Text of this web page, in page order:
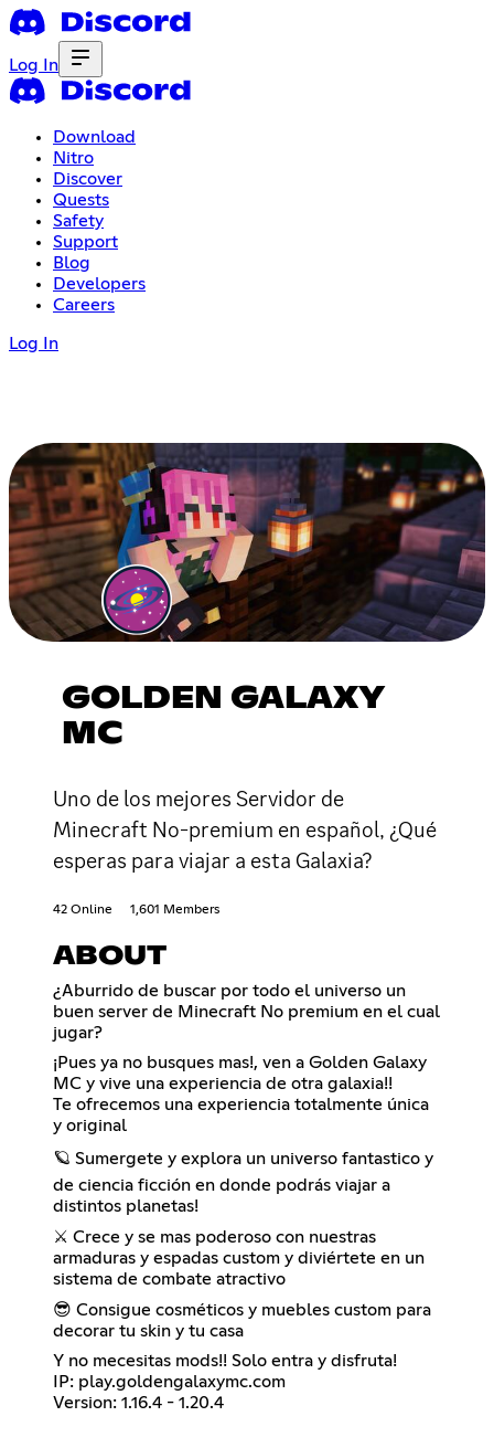
Log In
Download
Nitro
Discover
Quests
Safety
Support
Blog
Developers
Careers
Log In
GOLDEN GALAXY
MC
Uno de los mejores Servidor de
Minecraft No-premium en español, ¿Qué
esperas para viajar a esta Galaxia?
42 Online 1,601 Members
ABOUT
¿Aburrido de buscar por todo el universo un
buen server de Minecraft No premium en el cual
jugar?
¡Pues ya no busques mas!, ven a Golden Galaxy
MC y vive una experiencia de otra galaxia!!
Te ofrecemos una experiencia totalmente única
y original
🪐 Sumergete y explora un universo fantastico y
de ciencia ficción en donde podrás viajar a
distintos planetas!
⚔️ Crece y se mas poderoso con nuestras
armaduras y espadas custom y diviértete en un
sistema de combate atractivo
😎 Consigue cosméticos y muebles custom para
decorar tu skin y tu casa
Y no mecesitas mods!! Solo entra y disfruta!
IP: play.goldengalaxymc.com
Version: 1.16.4 - 1.20.4